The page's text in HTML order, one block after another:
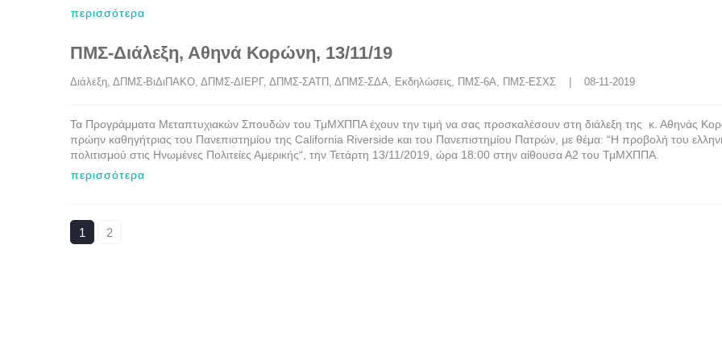
περισσότερα
ΠΜΣ-Διάλεξη, Αθηνά Κορώνη, 13/11/19
Διάλεξη, ΔΠΜΣ-ΒιΔιΠΑΚΟ, ΔΠΜΣ-ΔΙΕΡΓ, ΔΠΜΣ-ΣΑΤΠ , ΔΠΜΣ-ΣΔΑ, Εκδηλώσεις, ΠΜΣ-6Α, ΠΜΣ-ΕΣΧΣ
    |    08-11-2019
Τα Προγράμματα Μεταπτυχιακών Σπουδών του ΤμΜΧΠΠΑ έχουν την τιμή να σας προσκαλέσουν στη διάλεξη της κ. Αθηνάς
πρώην καθηγήτριας του Πανεπιστημίου της California Riverside και του Πανεπιστημίου Πατρών, με θέμα: “Η προβολή του
πολιτισμού στις Ηνωμένες Πολιτείες Αμερικής“, την Τετάρτη 13/11/2019, ώρα 18:00 στην αίθουσα Α2 του ΤμΜΧΠΠΑ.
περισσότερα
1 2